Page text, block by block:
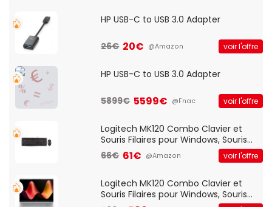
HP USB-C to USB 3.0 Adapter
26€ 20€ @Amazon voir l'offre
HP USB-C to USB 3.0 Adapter
5899€ 5599€ @Fnac voir l'offre
Logitech MK120 Combo Clavier et
Souris Filaires pour Windows, Souris
Optique Filaire, Connexion USB Plug
And Play, Confortable, Taille
QWERTY UK - Noir
66€ 61€ @Amazon voir l'offre
Logitech MK120 Combo Clavier et
Souris Filaires pour Windows, Souris